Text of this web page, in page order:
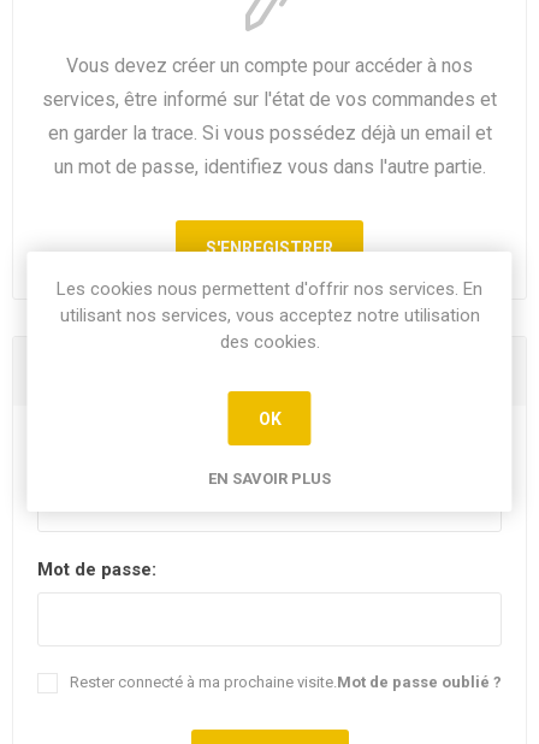
Vous devez créer un compte pour accéder à nos
services, être informé sur l'état de vos commandes et
en garder la trace. Si vous possédez déjà un email et
un mot de passe, identifiez vous dans l'autre partie.
Mot de passe:
Mot de passe oublié ?
Rester connecté à ma prochaine visite.
Les cookies nous permettent d'offrir nos services. En
utilisant nos services, vous acceptez notre utilisation
des cookies.
OK
EN SAVOIR PLUS